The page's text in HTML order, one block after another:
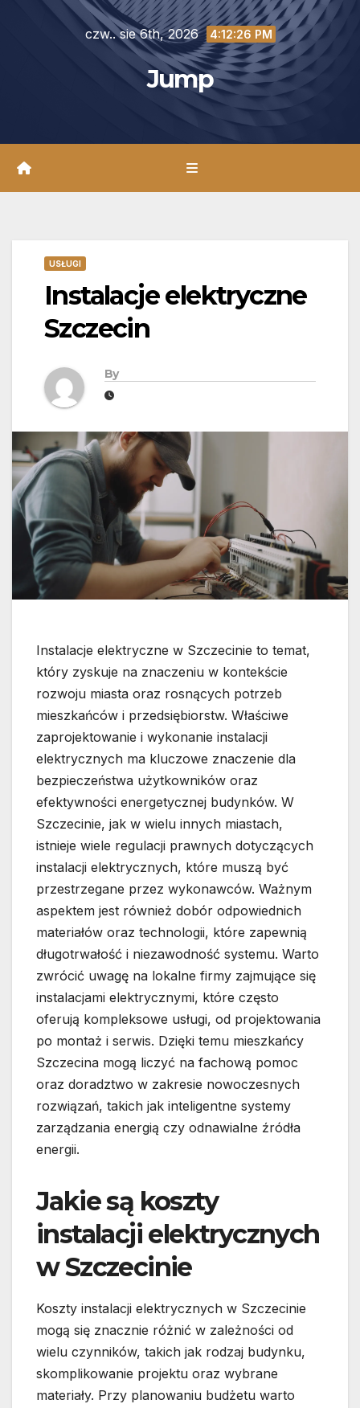
czw.. sie 6th, 2026 4:12:27 PM
Jump
USŁUGI
Instalacje elektryczne
Szczecin
By
Instalacje elektryczne w Szczecinie to temat,
który zyskuje na znaczeniu w kontekście
rozwoju miasta oraz rosnących potrzeb
mieszkańców i przedsiębiorstw. Właściwe
zaprojektowanie i wykonanie instalacji
elektrycznych ma kluczowe znaczenie dla
bezpieczeństwa użytkowników oraz
efektywności energetycznej budynków. W
Szczecinie, jak w wielu innych miastach,
istnieje wiele regulacji prawnych dotyczących
instalacji elektrycznych, które muszą być
przestrzegane przez wykonawców. Ważnym
aspektem jest również dobór odpowiednich
materiałów oraz technologii, które zapewnią
długotrwałość i niezawodność systemu. Warto
zwrócić uwagę na lokalne firmy zajmujące się
instalacjami elektrycznymi, które często
oferują kompleksowe usługi, od projektowania
po montaż i serwis. Dzięki temu mieszkańcy
Szczecina mogą liczyć na fachową pomoc
oraz doradztwo w zakresie nowoczesnych
rozwiązań, takich jak inteligentne systemy
zarządzania energią czy odnawialne źródła
energii.
Jakie są koszty
instalacji elektrycznych
w Szczecinie
Koszty instalacji elektrycznych w Szczecinie
mogą się znacznie różnić w zależności od
wielu czynników, takich jak rodzaj budynku,
skomplikowanie projektu oraz wybrane
materiały. Przy planowaniu budżetu warto